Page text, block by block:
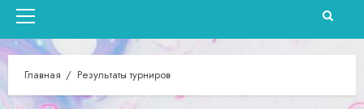
Основное
меню
Главная Результаты турниров